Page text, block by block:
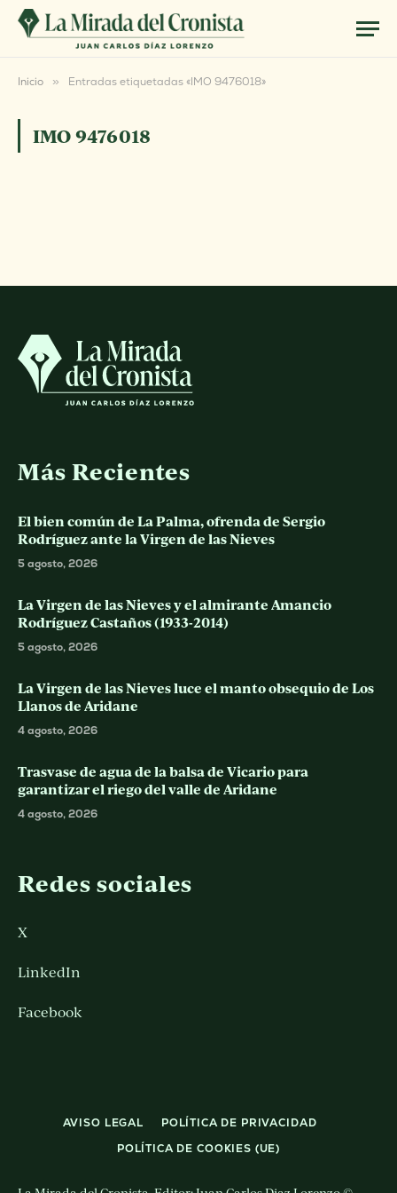
Inicio » Entradas etiquetadas «IMO 9476018»
IMO 9476018
Más Recientes
El bien común de La Palma, ofrenda de Sergio
Rodríguez ante la Virgen de las Nieves
5 agosto, 2026
La Virgen de las Nieves y el almirante Amancio
Rodríguez Castaños (1933-2014)
5 agosto, 2026
La Virgen de las Nieves luce el manto obsequio de Los
Llanos de Aridane
4 agosto, 2026
Trasvase de agua de la balsa de Vicario para
garantizar el riego del valle de Aridane
4 agosto, 2026
Redes sociales
X
LinkedIn
Facebook
AVISO LEGAL
POLÍTICA DE PRIVACIDAD
POLÍTICA DE COOKIES (UE)